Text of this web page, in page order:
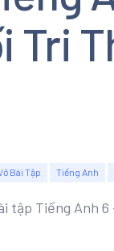
Tri
Bài Tập Tiếng Anh
tập Tiếng Anh